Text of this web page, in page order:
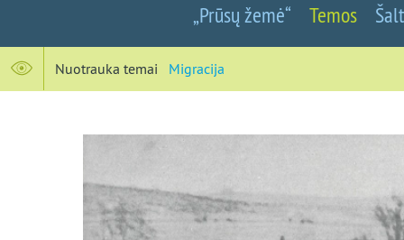
žemė
-
Nauji
keliai
į
„Prūsų žemė“ Temos
Nuotrauka temai Migracija